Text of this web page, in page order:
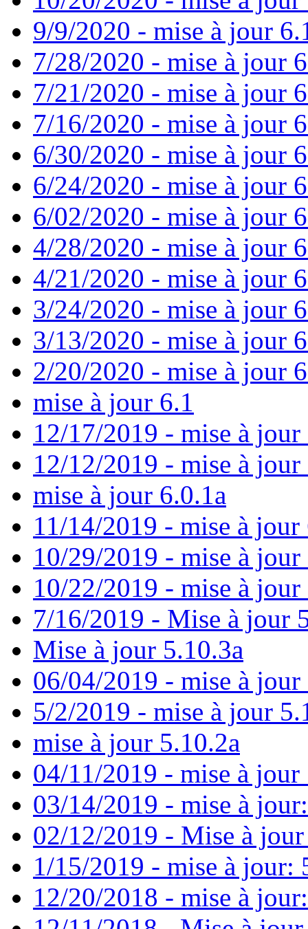
9/9/2020 - mise à jour
7/28/2020 - mise à jour
7/21/2020 - mise à jour
7/16/2020 - mise à jour
6/30/2020 - mise à jour
6/24/2020 - mise à jour
6/02/2020 - mise à jour
4/28/2020 - mise à jour
4/21/2020 - mise à jour
3/24/2020 - mise à jour
3/13/2020 - mise à jour
2/20/2020 - mise à jour
mise à jour 6.1
12/17/2019 - mise à jour
12/12/2019 - mise à jour
mise à jour 6.0.1a
11/14/2019 - mise à jour
10/29/2019 - mise à jour
10/22/2019 - mise à
7/16/2019 - Mise à jour
Mise à jour 5.10.3a
06/04/2019 - mise à
5/2/2019 - mise à jour
mise à jour 5.10.2a
04/11/2019 - mise à
03/14/2019 - mise à
02/12/2019 - Mise à
1/15/2019 - mise à jour:
12/20/2018 - mise à